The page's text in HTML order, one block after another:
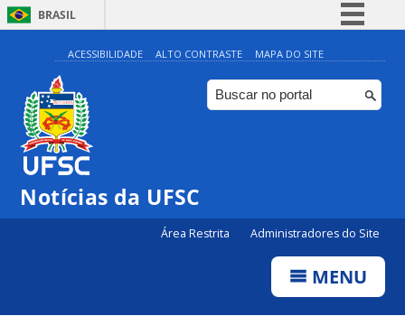
BRASIL
Simplifique!
Comunica BR
Participe
ACESSIBILIDADE ALTO CONTRASTE MAPA DO SITE
Notícias da UFSC
Área Restrita Administradores do Site
MENU